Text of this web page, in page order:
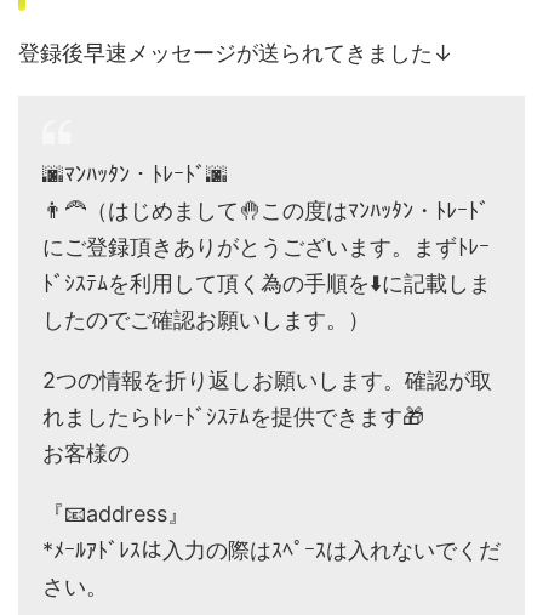
登録後早速メッセージが送られてきました↓
🌆ﾏﾝﾊｯﾀﾝ・ﾄﾚｰﾄﾞ🌆
👨‍🦰（はじめまして🤚この度はﾏﾝﾊｯﾀﾝ・ﾄﾚｰﾄﾞ
にご登録頂きありがとうございます。まずﾄﾚｰ
ﾄﾞｼｽﾃﾑを利用して頂く為の手順を⬇️に記載しま
したのでご確認お願いします。）
2つの情報を折り返しお願いします。確認が取
れましたらﾄﾚｰﾄﾞｼｽﾃﾑを提供できます🎁
お客様の
『📧address』
*ﾒｰﾙｱﾄﾞﾚｽは入力の際はｽﾍﾟｰｽは入れないでくだ
さい。